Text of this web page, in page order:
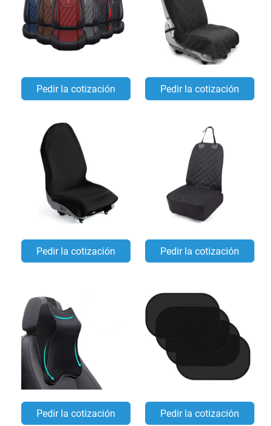
Pedir la cotización Pedir la cotización
Pedir la cotización Pedir la cotización
Pedir la cotización Pedir la cotización